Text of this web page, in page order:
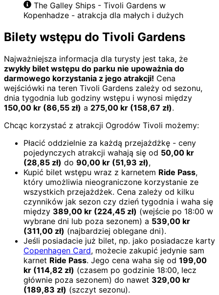
The Galley Ships - Tivoli Gardens w
Kopenhadze - atrakcja dla małych i dużych
Bilety wstępu do Tivoli Gardens
Najważniejsza informacja dla turysty jest taka, że
zwykły bilet wstępu do parku nie upoważnia do
darmowego korzystania z jego atrakcji! Cena
wejściówki na teren Tivoli Gardens zależy od sezonu,
dnia tygodnia lub godziny wstępu i wynosi między
150,00 kr (86,55 zł) a 275,00 kr (158,67 zł).
Chcąc korzystać z atrakcji Ogrodów Tivoli możemy:
Płacić oddzielnie za każdą przejażdżkę - ceny
pojedynczych atrakcji wahają się od 50,00 kr
(28,85 zł) do 90,00 kr (51,93 zł),
Kupić bilet wstępu wraz z karnetem Ride Pass,
który umożliwia nieograniczone korzystanie ze
wszystkich przejażdżek. Cena zależy od kilku
czynników jak sezon czy dzień tygodnia i waha się
między 389,00 kr (224,45 zł) (wejście po 18:00 w
wybrane dni lub poza sezonem) a 539,00 kr
(311,00 zł) (najbardziej oblegane dni).
Jeśli posiadacie już bilet, np. jako posiadacze karty
Copenhagen Card, możecie zakupić jedynie sam
karnet Ride Pass. Jego cena waha się od 199,00
kr (114,82 zł) (czasem po godzinie 18:00, lecz
głównie poza sezonem) do nawet 329,00 kr
(189,83 zł) (szczyt sezonu).